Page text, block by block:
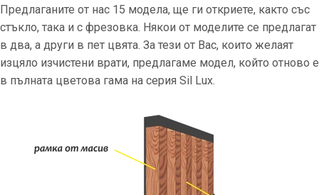
Предлаганите от нас 15 модела, ще ги откриете, както със
стъкло, така и с фрезовка. Някои от моделите се предлагат
в два, а други в пет цвята. За тези от Вас, които желаят
изцяло изчистени врати, предлагаме модел, който отново е
в пълната цветова гама на серия Sil Lux.